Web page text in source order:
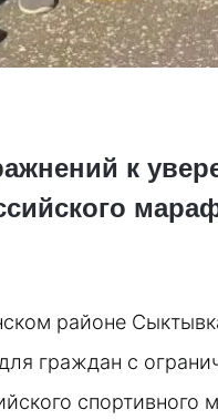
к
районе
граждан с
спортивного